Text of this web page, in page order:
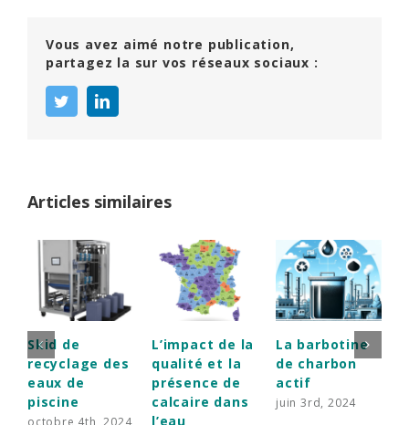
Vous avez aimé notre publication,
partagez la sur vos réseaux sociaux :
twitterlinkedin
Articles similaires
Skid de
recyclage des
eaux de
piscine
octobre 4th, 2024
L’impact de la
qualité et la
présence de
calcaire dans
l’eau
La barbotine
de charbon
actif
juin 3rd, 2024